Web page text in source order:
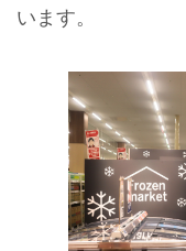
います。